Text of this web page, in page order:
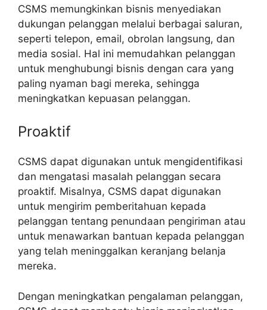
CSMS memungkinkan bisnis menyediakan
dukungan pelanggan melalui berbagai saluran,
seperti telepon, email, obrolan langsung, dan
media sosial. Hal ini memudahkan pelanggan
untuk menghubungi bisnis dengan cara yang
paling nyaman bagi mereka, sehingga
meningkatkan kepuasan pelanggan.
Proaktif
CSMS dapat digunakan untuk mengidentifikasi
dan mengatasi masalah pelanggan secara
proaktif. Misalnya, CSMS dapat digunakan
untuk mengirim pemberitahuan kepada
pelanggan tentang penundaan pengiriman atau
untuk menawarkan bantuan kepada pelanggan
yang telah meninggalkan keranjang belanja
mereka.
Dengan meningkatkan pengalaman pelanggan,